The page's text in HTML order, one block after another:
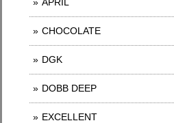
CHOCOLATE
DGK
DOBB DEEP
EXCELLENT